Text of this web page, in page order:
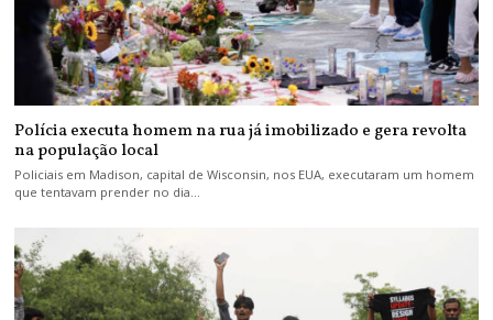
Polícia executa homem na rua já imobilizado e gera revolta
na população local
Policiais em Madison, capital de Wisconsin, nos EUA, executaram um homem
que tentavam prender no dia…